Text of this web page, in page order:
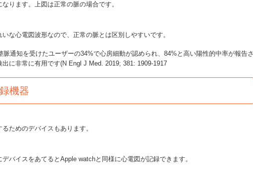
ります。上図は正常の脈の場合です。
な心電図波形なので、正常の脈とは区別しやすいです。
通知を受けたユーザーの34%で心房細動が認められ、84%と高い陽性的中率が報告さ
に非常に有用です(N Engl J Med. 2019; 381: 1909-1917
機器
ためのデバイスもあります。
バイスをあてるとApple watchと同様に心電図が記録できます。